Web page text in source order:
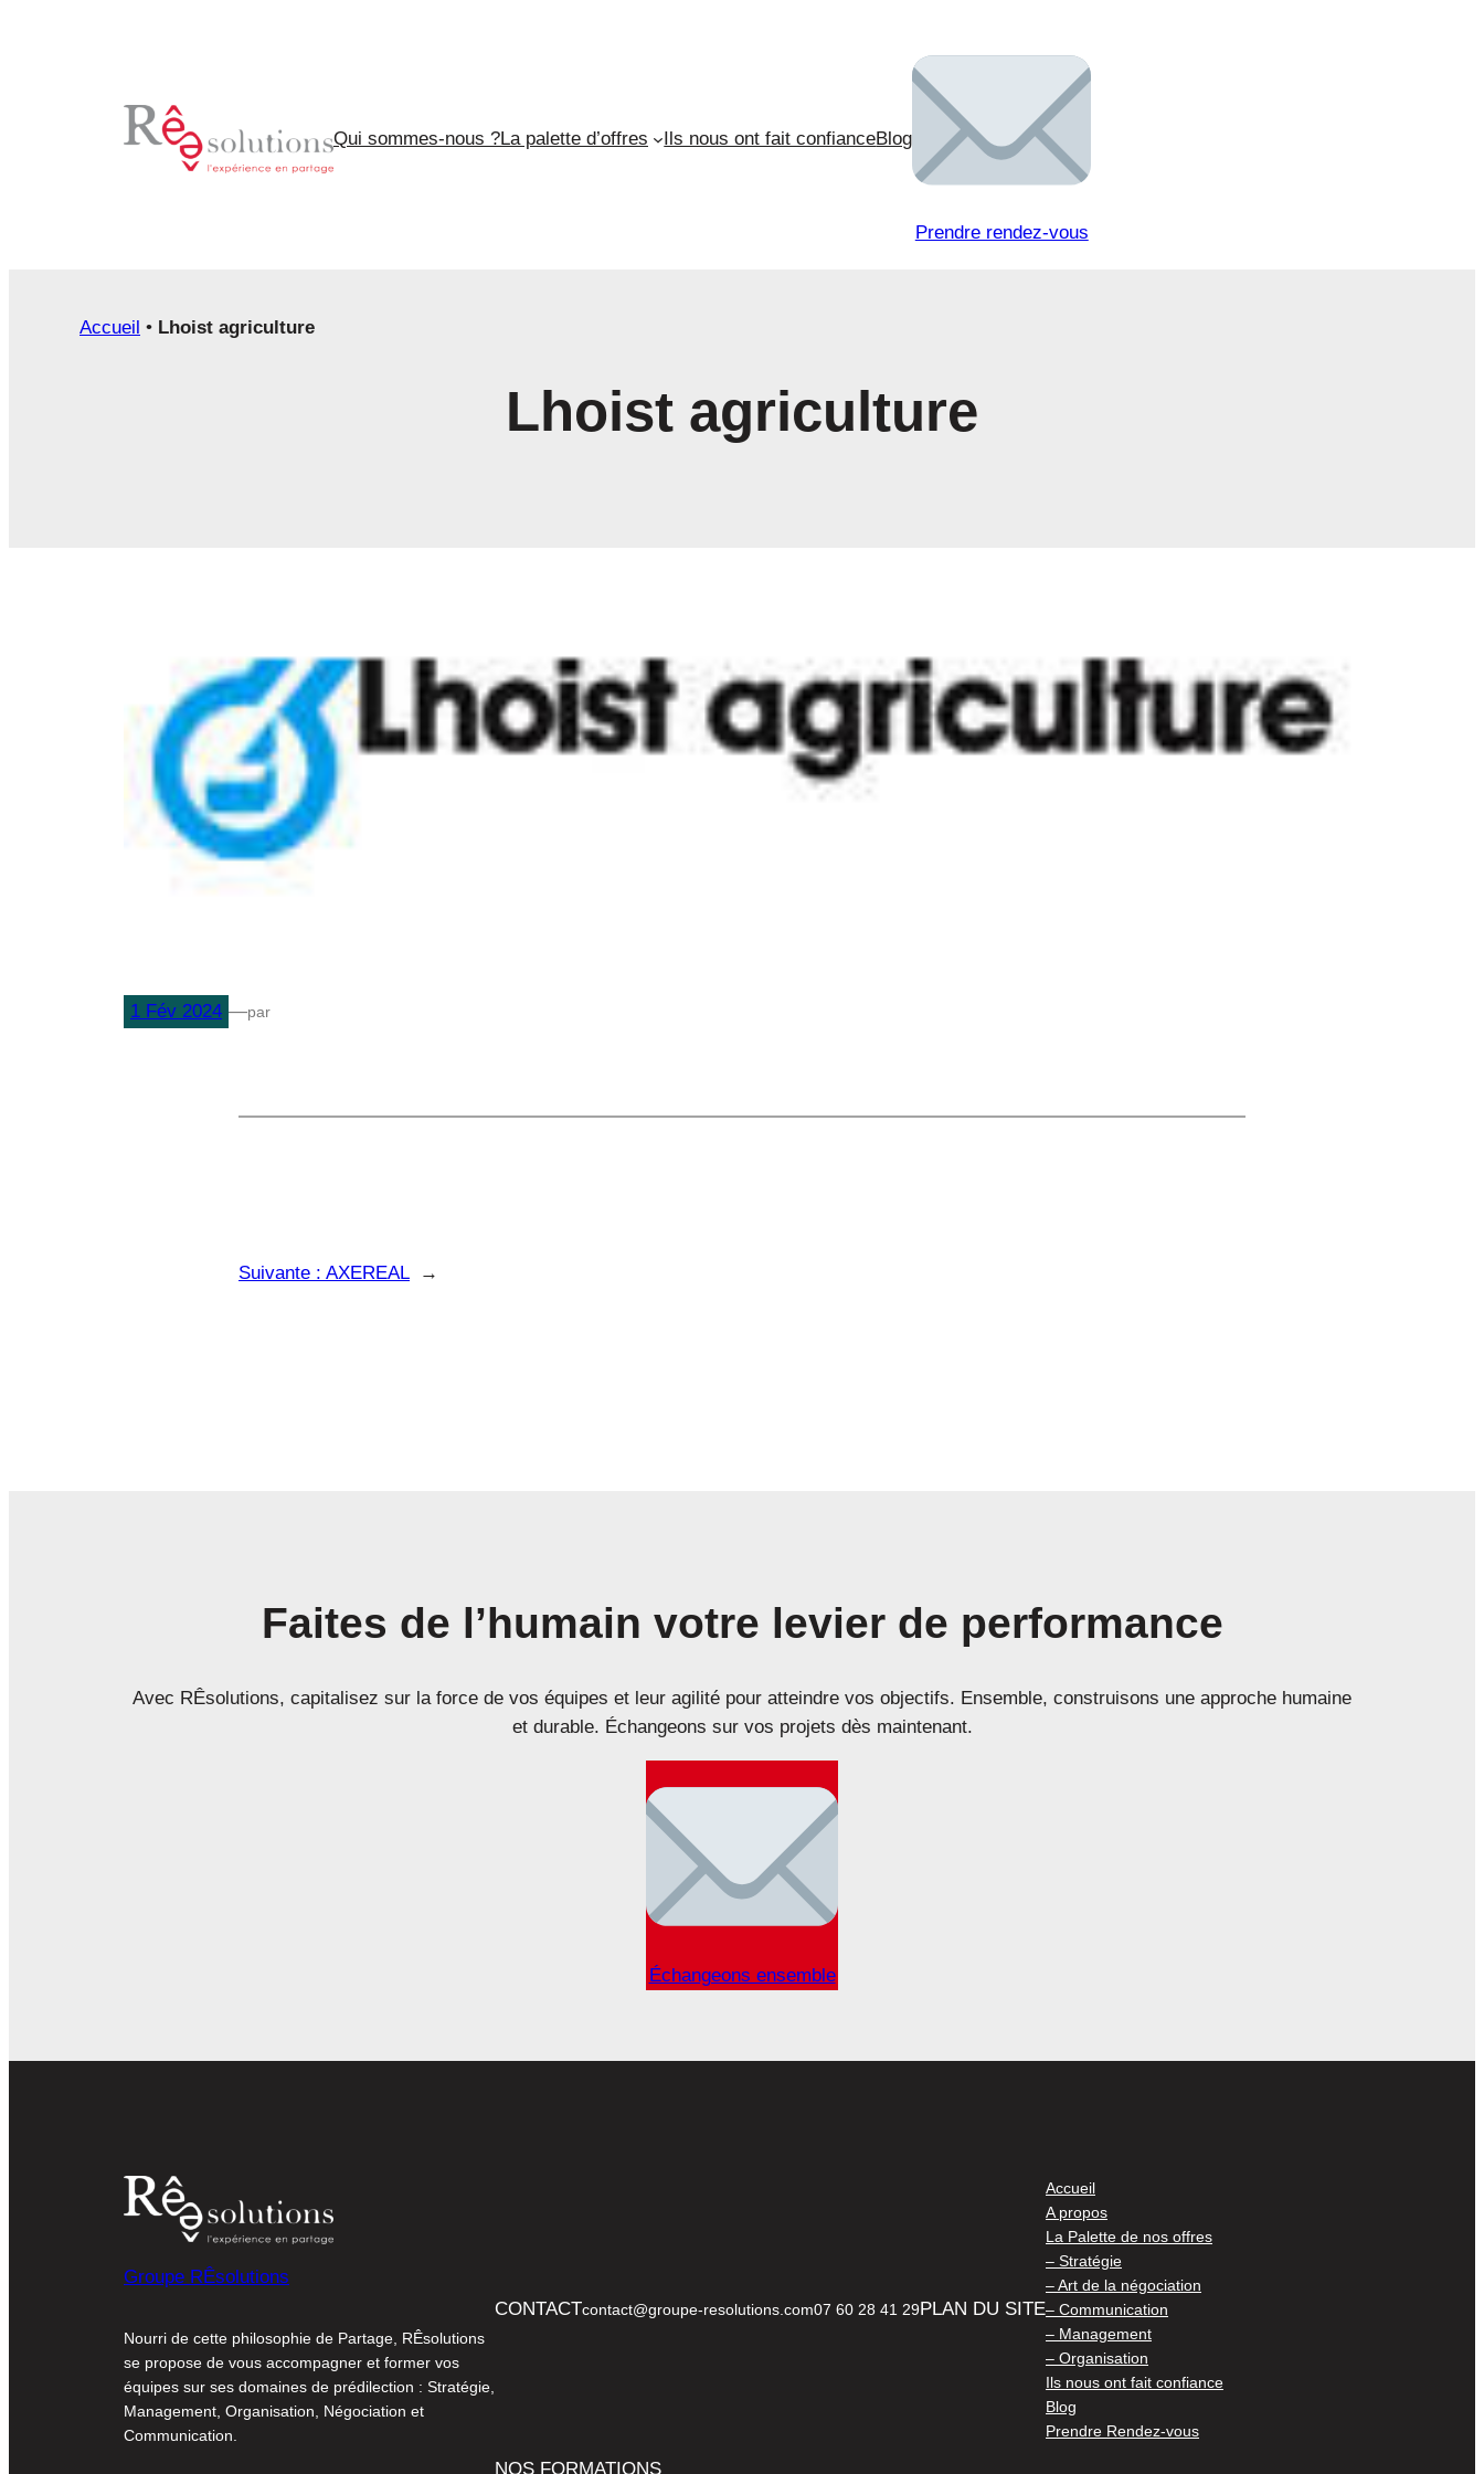
Qui sommes-nous ?La palette d’offres Ils nous ont fait confianceBlog
Prendre rendez-vous
Accueil • Lhoist agriculture
Lhoist agriculture
1 Fév 2024 —par
Suivante : AXEREAL →
Faites de l’humain votre levier de performance
Avec RÊsolutions, capitalisez sur la force de vos équipes et leur agilité pour atteindre vos objectifs. Ensemble, construisons une approche humaine
et durable. Échangeons sur vos projets dès maintenant.
Échangeons ensemble
Groupe RÊsolutions
Nourri de cette philosophie de Partage, RÊsolutions
se propose de vous accompagner et former vos
équipes sur ses domaines de prédilection : Stratégie,
Management, Organisation, Négociation et
Communication.
CONTACTcontact@groupe-resolutions.com07 60 28 41 29PLAN DU SITE
Accueil
A propos
La Palette de nos offres
– Stratégie
– Art de la négociation
– Communication
– Management
– Organisation
Ils nous ont fait confiance
Blog
Prendre Rendez-vous
NOS FORMATIONS